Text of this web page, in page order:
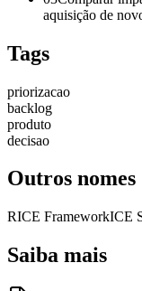
aquisição de
Tags
priorizacao
backlog
produto
decisao
Outros nomes
RICE FrameworkICE
Saiba mais